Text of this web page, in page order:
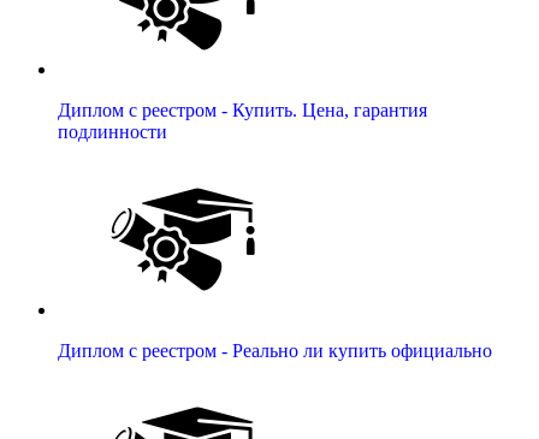
Диплом с реестром - Купить. Цена, гарантия
подлинности
Диплом с реестром - Реально ли купить официально